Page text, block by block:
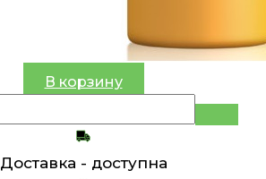
В корзину
Доставка - доступна